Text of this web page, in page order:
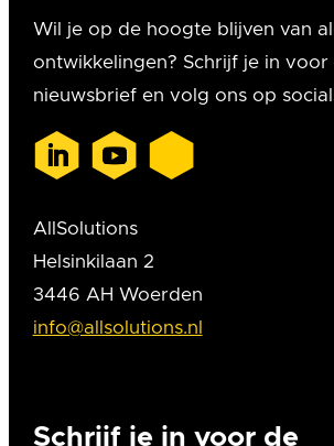
Wil je op de hoogte blijven van
ontwikkelingen? Schrijf je in voor
nieuwsbrief en volg ons op
AllSolutions
Helsinkilaan 2
3446 AH Woerden
info@allsolutions.nl
Schrijf je in voor de